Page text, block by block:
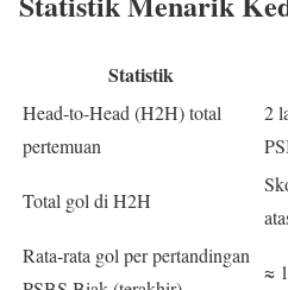
Statistik
Head-to-Head (H2H) total
pertemuan
2
Total gol di H2H
Rata-rata gol per pertandingan
≈